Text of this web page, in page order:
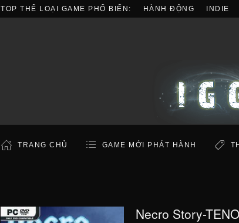
TOP THỂ LOẠI GAME PHỔ BIẾN: HÀNH ĐỘNG INDIE
TRANG CHỦ GAME MỚI PHÁT HÀNH
Necro Story-